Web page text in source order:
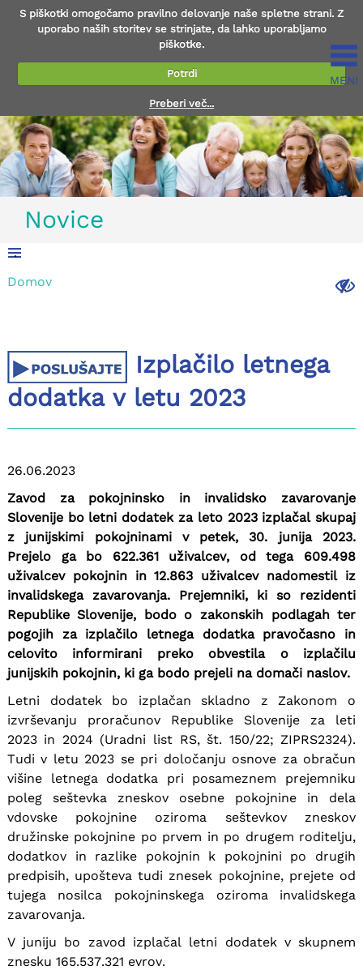
S piškotki omogočamo pravilno delovanje naše spletne strani. Z
uporabo naših storitev se strinjate, da lahko uporabljamo
piškotke.
Potrdi
Preberi več...
MENI
Novice
.
.
Domov
Izplačilo letnega
dodatka v letu 2023
26.06.2023
Zavod za pokojninsko in invalidsko zavarovanje
Slovenije bo letni dodatek za leto 2023 izplačal skupaj
z junijskimi pokojninami v petek, 30. junija 2023.
Prejelo ga bo 622.361 uživalcev, od tega 609.498
uživalcev pokojnin in 12.863 uživalcev nadomestil iz
invalidskega zavarovanja. Prejemniki, ki so rezidenti
Republike Slovenije, bodo o zakonskih podlagah ter
pogojih za izplačilo letnega dodatka pravočasno in
celovito informirani preko obvestila o izplačilu
junijskih pokojnin, ki ga bodo prejeli na domači naslov.
Letni dodatek bo izplačan skladno z Zakonom o
izvrševanju proračunov Republike Slovenije za leti
2023 in 2024 (Uradni list RS, št. 150/22; ZIPRS2324).
Tudi v letu 2023 se pri določanju osnove za obračun
višine letnega dodatka pri posameznem prejemniku
poleg seštevka zneskov osebne pokojnine in dela
vdovske pokojnine oziroma seštevkov zneskov
družinske pokojnine po prvem in po drugem roditelju,
dodatkov in razlike pokojnin k pokojnini po drugih
predpisih, upošteva tudi znesek pokojnine, prejete od
tujega nosilca pokojninskega oziroma invalidskega
zavarovanja.
V juniju bo zavod izplačal letni dodatek v skupnem
znesku 165.537.321 evrov.